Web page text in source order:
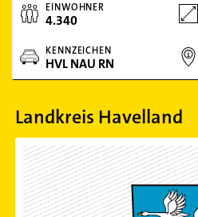
EINWOHNER
4.340
KENNZEICHEN
HVL NAU RN
Landkreis Havelland